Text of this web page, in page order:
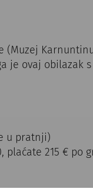
(Muzej
je ovaj obilazak
u pratnji)
plaćate 215 € po